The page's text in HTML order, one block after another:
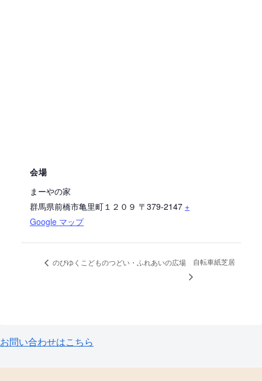
会場
まーやの家
群馬県前橋市亀里町１２０９ 〒379-2147 +
Google マップ
のびゆくこどものつどい・ふれあいの広場 自転車紙芝居
お問い合わせはこちら